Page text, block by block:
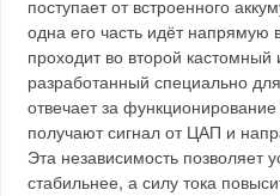
поступает от встроенного
одна его часть идёт напрямую
проходит во второй кастомный
разработанный специально
отвечает за
получают сигнал от ЦАП и
Эта независимость позволяет
стабильнее, а силу тока